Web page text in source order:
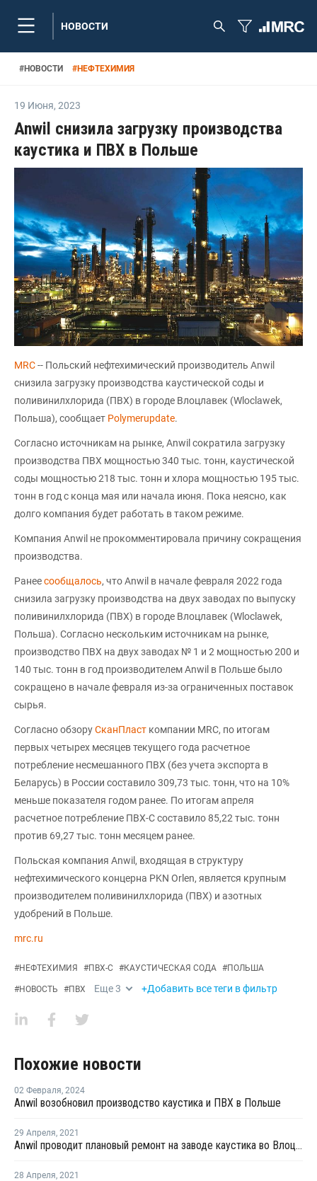
НОВОСТИ
#НОВОСТИ #НЕФТЕХИМИЯ
19 Июня, 2023
Anwil снизила загрузку производства
каустика и ПВХ в Польше
MRC-- Польский нефтехимический производитель Anwil
снизила загрузку производства каустической соды и
поливинилхлорида (ПВХ) в городе Влоцлавек (Wloclawek,
Польша), сообщает Polymerupdate.
Согласно источникам на рынке, Anwil сократила загрузку
производства ПВХ мощностью 340 тыс. тонн, каустической
соды мощностью 218 тыс. тонн и хлора мощностью 195 тыс.
тонн в год с конца мая или начала июня. Пока неясно, как
долго компания будет работать в таком режиме.
Компания Anwil не прокомментировала причину сокращения
производства.
Ранеесообщалось, что Anwil в начале февраля 2022 года
снизила загрузку производства на двух заводах по выпуску
поливинилхлорида (ПВХ) в городе Влоцлавек (Wloclawek,
Польша). Согласно нескольким источникам на рынке,
производство ПВХ на двух заводах № 1 и 2 мощностью 200 и
140 тыс. тонн в год производителем Anwil в Польше было
сокращено в начале февраля из-за ограниченных поставок
сырья.
Согласно обзоруСканПласт компании MRC, по итогам
первых четырех месяцев текущего года расчетное
потребление несмешанного ПВХ (без учета экспорта в
Беларусь) в России составило 309,73 тыс. тонн, что на 10%
меньше показателя годом ранее. По итогам апреля
расчетное потребление ПВХ-С составило 85,22 тыс. тонн
против 69,27 тыс. тонн месяцем ранее.
Польская компания Anwil, входящая в структуру
нефтехимического концерна PKN Orlen, является крупным
производителем поливинилхлорида (ПВХ) и азотных
удобрений в Польше.
mrc.ru
#НЕФТЕХИМИЯ #ПВХ-С #КАУСТИЧЕСКАЯ СОДА #ПОЛЬША
#НОВОСТЬ #ПВХ Еще3 +Добавить все теги в фильтр
Похожие новости
02 Февраля, 2024
Anwil возобновил производство каустика и ПВХ в Польше
29 Апреля, 2021
Anwil проводит плановый ремонт на заводе каустика во Влоцлавеке
28 Апреля, 2021